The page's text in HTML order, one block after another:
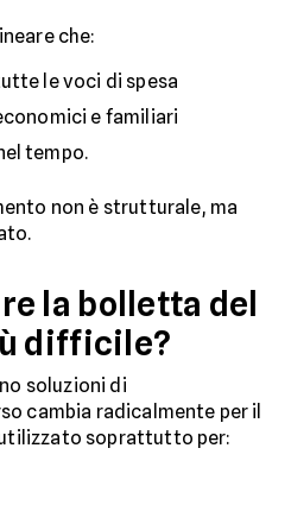
che:
le voci di spesa
e familiari
tempo.
non è strutturale, ma
la bolletta del
difficile?
soluzioni di
cambia radicalmente per il
utilizzato soprattutto per: